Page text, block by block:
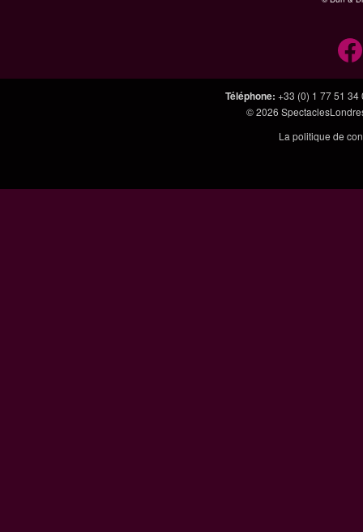
Téléphone: +33 (0) 1 77 51 34
© 2026
La politique de